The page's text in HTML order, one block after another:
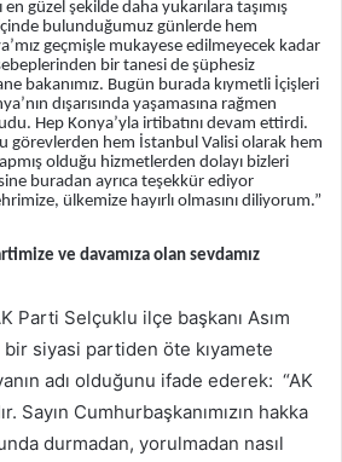
en güzel şekilde daha yukarılara taşımış
bulunduğumuz günlerde hem
geçmişle mukayese edilmeyecek kadar
bir tanesi de şüphesiz
bakanımız. Bugün burada kıymetli İçişleri
dışarısında yaşamasına rağmen
Hep Konya’yla irtibatını devam ettirdi.
görevlerden hem İstanbul Valisi olarak hem
olduğu hizmetlerden dolayı bizleri
buradan ayrıca teşekkür ediyor
ülkemize hayırlı olmasını diliyorum.”
ve davamıza olan sevdamız
Parti Selçuklu ilçe başkanı Asım
siyasi partiden öte kıyamete
adı olduğunu ifade ederek: “AK
Sayın Cumhurbaşkanımızın hakka
durmadan, yorulmadan nasıl